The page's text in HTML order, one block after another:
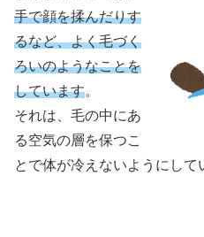
手で顔を揉んだりす
るなど、よく毛づく
ろいのようなことを
しています。
それは、毛の中にあ
る空気の層を保つこ
とで体が冷えないようにして